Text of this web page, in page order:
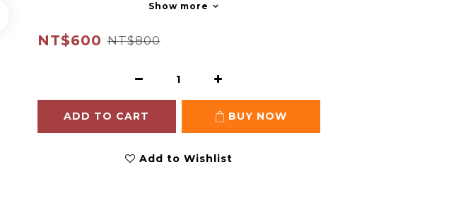
Show more
NT$600 NT$800
ADD TO CART BUY NOW
Add to Wishlist